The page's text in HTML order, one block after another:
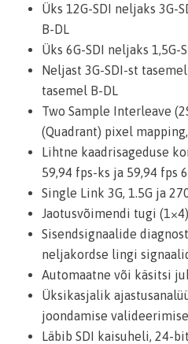
Üks 12G-SDI neljaks 3G-
B-DL
Üks 6G-SDI neljaks
Neljast 3G-SDI-st
tasemel B-DL
Two Sample Interleave
(Quadrant) pixel mapping,
Lihtne kaadrisageduse
59,94 fps-ks ja 59,94 fps
Single Link 3G, 1.5G ja
Jaotusvõimendi tugi (1×4)
Sisendsignaalide
neljakordse lingi
Automaatne või käsitsi
Üksikasjalik
joondamise
Läbib SDI kaisuheli, 24-